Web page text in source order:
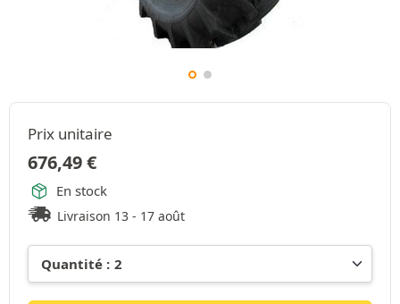
Prix unitaire
676,49€
En stock
Livraison 13 - 17 août